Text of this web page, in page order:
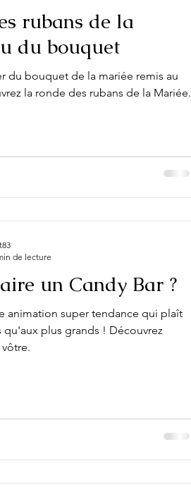
rubans de la
du bouquet
du bouquet de la mariée remis au
la ronde des rubans de la Mariée.
un Candy Bar ?
animation super tendance qui plaît
qu'aux plus grands ! Découvrez
de lecture